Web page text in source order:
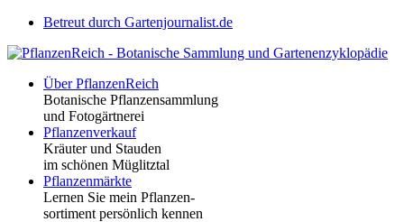
Betreut durch Gartenjournalist.de
Über PflanzenReich
Botanische Pflanzensammlung
und Fotogärtnerei
Pflanzenverkauf
Kräuter und Stauden
im schönen Müglitztal
Pflanzenmärkte
Lernen Sie mein Pflanzen-
sortiment persönlich kennen